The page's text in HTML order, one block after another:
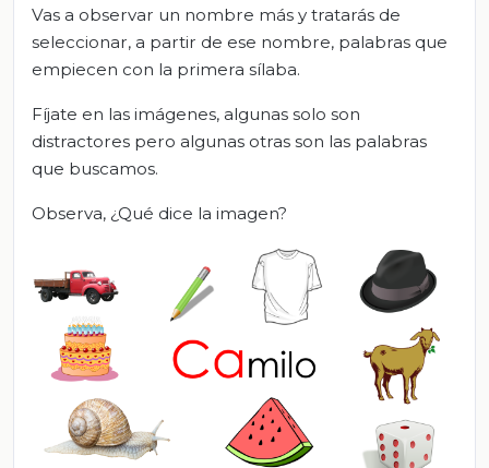
Vas a observar un nombre más y tratarás de
seleccionar, a partir de ese nombre, palabras que
empiecen con la primera sílaba.
Fíjate en las imágenes, algunas solo son
distractores pero algunas otras son las palabras
que buscamos.
Observa, ¿Qué dice la imagen?